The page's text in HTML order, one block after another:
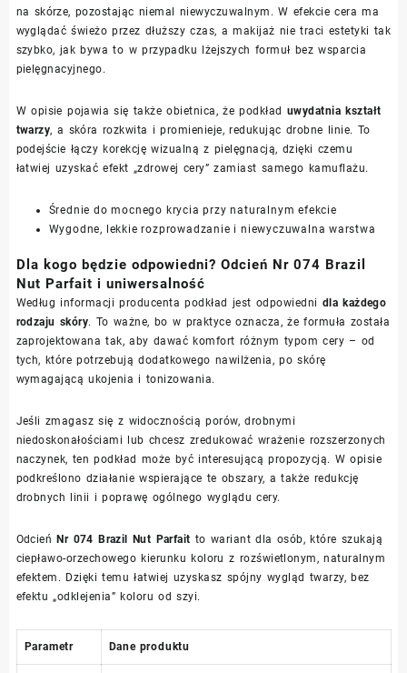
na skórze, pozostając niemal niewyczuwalnym. W efekcie cera ma
wyglądać świeżo przez dłuższy czas, a makijaż nie traci estetyki tak
szybko, jak bywa to w przypadku lżejszych formuł bez wsparcia
pielęgnacyjnego.
W opisie pojawia się także obietnica, że podkład uwydatnia kształt
twarzy, a skóra rozkwita i promienieje, redukując drobne linie. To
podejście łączy korekcję wizualną z pielęgnacją, dzięki czemu
łatwiej uzyskać efekt „zdrowej cery” zamiast samego kamuflażu.
Średnie do mocnego krycia przy naturalnym efekcie
Wygodne, lekkie rozprowadzanie i niewyczuwalna warstwa
Dla kogo będzie odpowiedni? Odcień Nr 074 Brazil
Nut Parfait i uniwersalność
Według informacji producenta podkład jest odpowiedni dla każdego
rodzaju skóry. To ważne, bo w praktyce oznacza, że formuła została
zaprojektowana tak, aby dawać komfort różnym typom cery – od
tych, które potrzebują dodatkowego nawilżenia, po skórę
wymagającą ukojenia i tonizowania.
Jeśli zmagasz się z widocznością porów, drobnymi
niedoskonałościami lub chcesz zredukować wrażenie rozszerzonych
naczynek, ten podkład może być interesującą propozycją. W opisie
podkreślono działanie wspierające te obszary, a także redukcję
drobnych linii i poprawę ogólnego wyglądu cery.
OdcieńNr 074 Brazil Nut Parfait to wariant dla osób, które szukają
ciepławo-orzechowego kierunku koloru z rozświetlonym, naturalnym
efektem. Dzięki temu łatwiej uzyskasz spójny wygląd twarzy, bez
efektu „odklejenia” koloru od szyi.
Parametr Dane produktu